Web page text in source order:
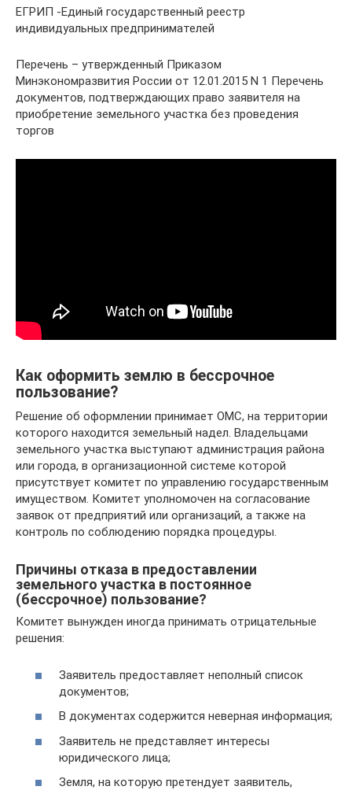
ЕГРИП -Единый государственный реестр
индивидуальных предпринимателей
Перечень – утвержденный Приказом
Минэкономразвития России от 12.01.2015 N 1 Перечень
документов, подтверждающих право заявителя на
приобретение земельного участка без проведения
торгов
Как оформить землю в бессрочное
пользование?
Решение об оформлении принимает ОМС, на территории
которого находится земельный надел. Владельцами
земельного участка выступают администрация района
или города, в организационной системе которой
присутствует комитет по управлению государственным
имуществом. Комитет уполномочен на согласование
заявок от предприятий или организаций, а также на
контроль по соблюдению порядка процедуры.
Причины отказа в предоставлении
земельного участка в постоянное
(бессрочное) пользование?
Комитет вынужден иногда принимать отрицательные
решения:
Заявитель предоставляет неполный список
документов;
В документах содержится неверная информация;
Заявитель не представляет интересы
юридического лица;
Земля, на которую претендует заявитель,